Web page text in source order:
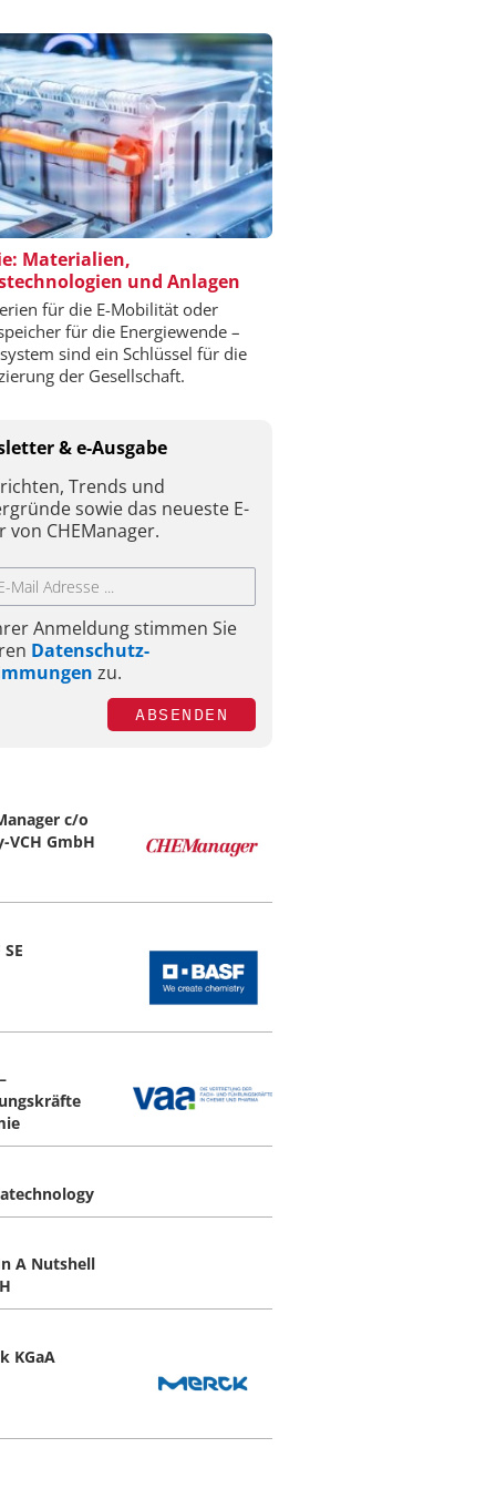
Materialien,
und Anlagen
für die E-Mobilität oder
für die Energiewende –
sind ein Schlüssel für die
der Gesellschaft.
& e-Ausgabe
Trends und
sowie das neueste E-
von CHEManager.
Anmeldung stimmen Sie
Datenschutz-
zu.
ABSENDEN
c/o
VCH GmbH
SE
A Nutshell
KGaA